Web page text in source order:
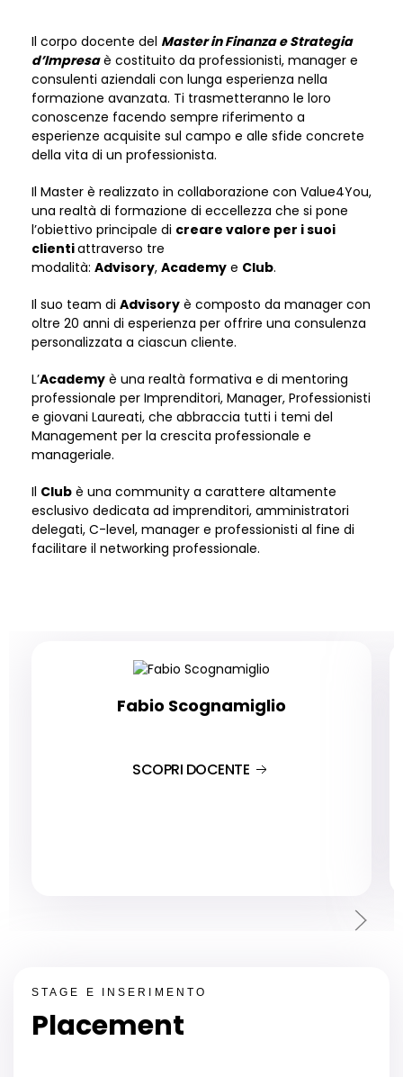
Il corpo docente del Master in Finanza e Strategia
d’Impresaè costituito da professionisti, manager e
consulenti aziendali con lunga esperienza nella
formazione avanzata. Ti trasmetteranno le loro
conoscenze facendo sempre riferimento a
esperienze acquisite sul campo e alle sfide concrete
della vita di un professionista.
Il Master è realizzato in collaborazione con Value4You,
una realtà di formazione di eccellezza che si pone
l’obiettivo principale di creare valore per i suoi
clientiattraverso tre
modalità: Advisory, Academy e Club.
Il suo team di Advisory è composto da manager con
oltre 20 anni di esperienza per offrire una consulenza
personalizzata a ciascun cliente.
L’Academy è una realtà formativa e di mentoring
professionale per Imprenditori, Manager, Professionisti
e giovani Laureati, che abbraccia tutti i temi del
Management per la crescita professionale e
manageriale.
Il Club è una community a carattere altamente
esclusivo dedicata ad imprenditori, amministratori
delegati, C-level, manager e professionisti al fine di
facilitare il networking professionale.
Fabio Scognamiglio
SCOPRI DOCENTE
STAGE E INSERIMENTO
Placement